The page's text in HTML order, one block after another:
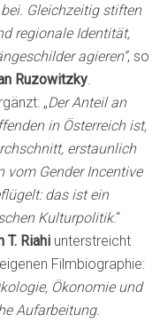
Gleichzeitig stiften
regionale Identität,
agieren“, so
Ruzowitzky
„Der Anteil an
in Österreich ist,
erstaunlich
vom Gender Incentive
das ist ein
Kulturpolitik.“
T. Riahi unterstreicht
Filmbiographie:
Ökonomie und
Aufarbeitung.